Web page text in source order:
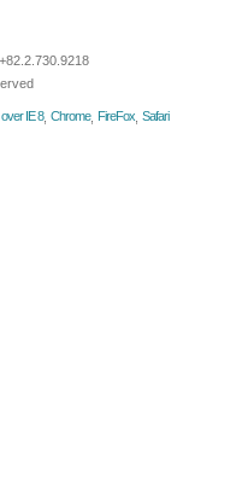
over IE 8, Chrome, FireFox Safari